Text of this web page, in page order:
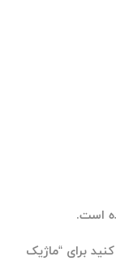
است.
برای “ماژیک